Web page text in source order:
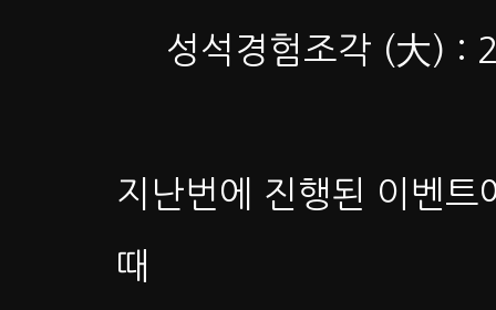
성석경험조각 (大) :
지난번에 진행된 이벤
때